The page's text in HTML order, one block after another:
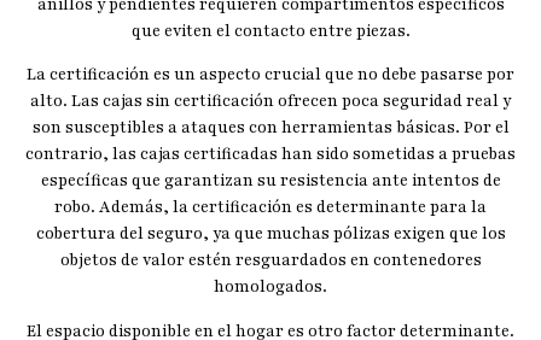
anillos y pendientes requieren compartimentos específicos
que eviten el contacto entre piezas.
La certificación es un aspecto crucial que no debe pasarse por
alto. Las cajas sin certificación ofrecen poca seguridad real y
son susceptibles a ataques con herramientas básicas. Por el
contrario, las cajas certificadas han sido sometidas a pruebas
específicas que garantizan su resistencia ante intentos de
robo. Además, la certificación es determinante para la
cobertura del seguro, ya que muchas pólizas exigen que los
objetos de valor estén resguardados en contenedores
homologados.
El espacio disponible en el hogar es otro factor determinante.